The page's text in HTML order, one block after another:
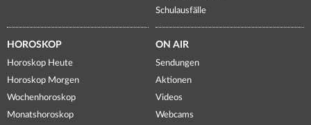
Schulausfälle
HOROSKOP
Horoskop Heute
Horoskop Morgen
Wochenhoroskop
Monatshoroskop
ON AIR
Sendungen
Aktionen
Videos
Webcams